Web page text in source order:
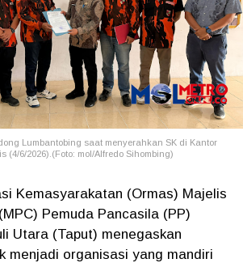
Lumbantobing saat menyerahkan SK di Kantor
(4/6/2026).(Foto: mol/Alfredo Sihombing)
Kemasyarakatan (Ormas) Majelis
Pemuda Pancasila (PP)
Utara (Taput) menegaskan
menjadi organisasi yang mandiri